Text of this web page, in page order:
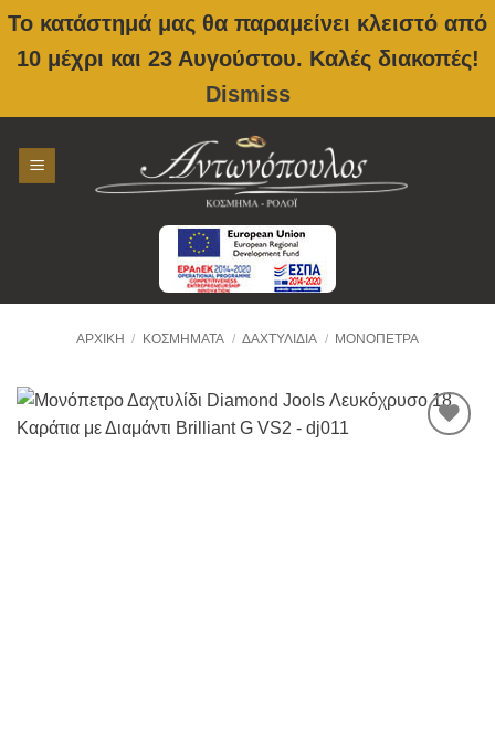
Το κατάστημά μας θα παραμείνει κλειστό από
10 μέχρι και 23 Αυγούστου. Καλές διακοπές!
Dismiss
content
ΑΡΧΙΚΉ / ΚΟΣΜΉΜΑΤΑ / ΔΑΧΤΥΛΊΔΙΑ / ΜΟΝΌΠΕΤΡΑ